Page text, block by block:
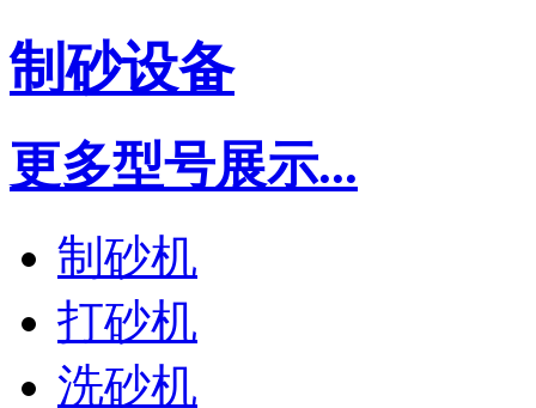
制砂设备
更多型号展示...
制砂机
打砂机
洗砂机